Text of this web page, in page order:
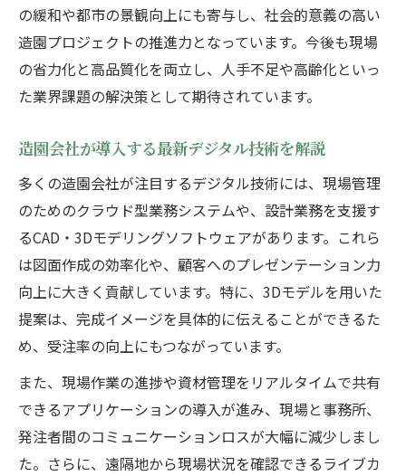
の緩和や都市の景観向上にも寄与し、社会的意義の高い
造園プロジェクトの推進力となっています。今後も現場
の省力化と高品質化を両立し、人手不足や高齢化といっ
た業界課題の解決策として期待されています。
造園会社が導入する最新デジタル技術を解説
多くの造園会社が注目するデジタル技術には、現場管理
のためのクラウド型業務システムや、設計業務を支援す
るCAD・3Dモデリングソフトウェアがあります。これら
は図面作成の効率化や、顧客へのプレゼンテーション力
向上に大きく貢献しています。特に、3Dモデルを用いた
提案は、完成イメージを具体的に伝えることができるた
め、受注率の向上にもつながっています。
また、現場作業の進捗や資材管理をリアルタイムで共有
できるアプリケーションの導入が進み、現場と事務所、
発注者間のコミュニケーションロスが大幅に減少しまし
た。さらに、遠隔地から現場状況を確認できるライブカ